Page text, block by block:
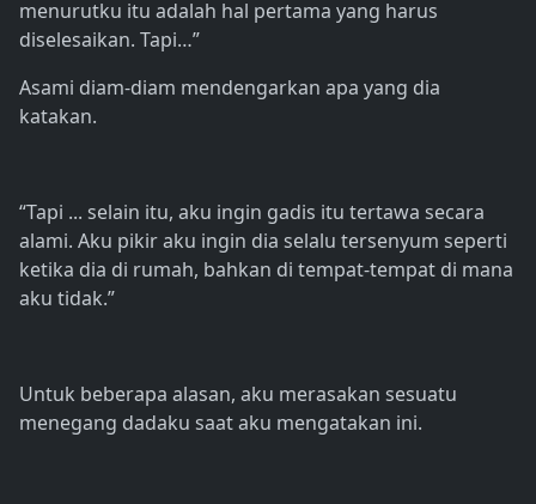
menurutku itu adalah hal pertama yang harus
diselesaikan. Tapi…”
Asami diam-diam mendengarkan apa yang dia
katakan.
“Tapi ... selain itu, aku ingin gadis itu tertawa secara
alami. Aku pikir aku ingin dia selalu tersenyum seperti
ketika dia di rumah, bahkan di tempat-tempat di mana
aku tidak.”
Untuk beberapa alasan, aku merasakan sesuatu
menegang dadaku saat aku mengatakan ini.